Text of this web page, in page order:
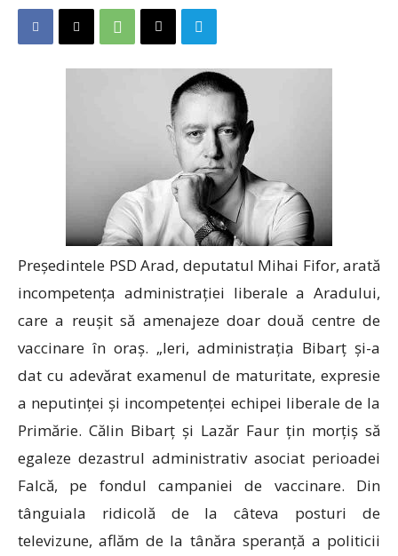
Președintele PSD Arad, deputatul Mihai Fifor, arată
incompetența administrației liberale a Aradului,
care a reușit să amenajeze doar două centre de
vaccinare în oraș. „Ieri, administrația Bibarț și-a
dat cu adevărat examenul de maturitate, expresie
a neputinței și incompetenței echipei liberale de la
Primărie. Călin Bibarț și Lazăr Faur țin morțiș să
egaleze dezastrul administrativ asociat perioadei
Falcă, pe fondul campaniei de vaccinare. Din
tânguiala ridicolă de la câteva posturi de
televizune, aflăm de la tânăra speranță a politicii